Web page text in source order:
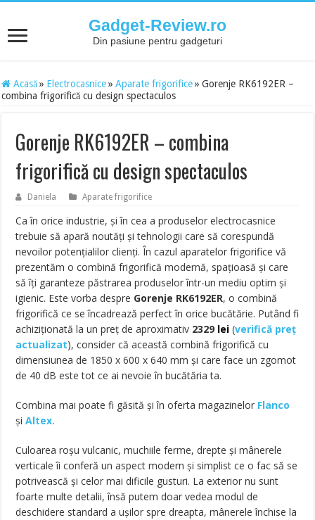
Gadget-Review.ro
Din pasiune pentru gadgeturi
Acasă » Electrocasnice » Aparate frigorifice » Gorenje RK6192ER –
combina frigorifică cu design spectaculos
Gorenje RK6192ER – combina
frigorifică cu design spectaculos
Daniela Aparate frigorifice
Ca în orice industrie, şi în cea a produselor electrocasnice
trebuie să apară noutăţi şi tehnologii care să corespundă
nevoilor potenţialilor clienţi. În cazul aparatelor frigorifice vă
prezentăm o combină frigorifică modernă, spaţioasă şi care
să îţi garanteze păstrarea produselor într-un mediu optim şi
igienic. Este vorba despre Gorenje RK6192ER, o combină
frigorifică ce se încadrează perfect în orice bucătărie. Putând fi
achiziţionată la un preţ de aproximativ 2329 lei(verifică preț
actualizat), consider că această combină frigorifică cu
dimensiunea de 1850 x 600 x 640 mm şi care face un zgomot
de 40 dB este tot ce ai nevoie în bucătăria ta.
Combina mai poate fi găsită și în oferta magazinelor Flanco
șiAltex.
Culoarea roşu vulcanic, muchiile ferme, drepte şi mânerele
verticale îi conferă un aspect modern şi simplist ce o fac să se
potrivească şi celor mai dificile gusturi. La exterior nu sunt
foarte multe detalii, însă putem doar vedea modul de
deschidere standard a uşilor spre dreapta, mânerele închise la